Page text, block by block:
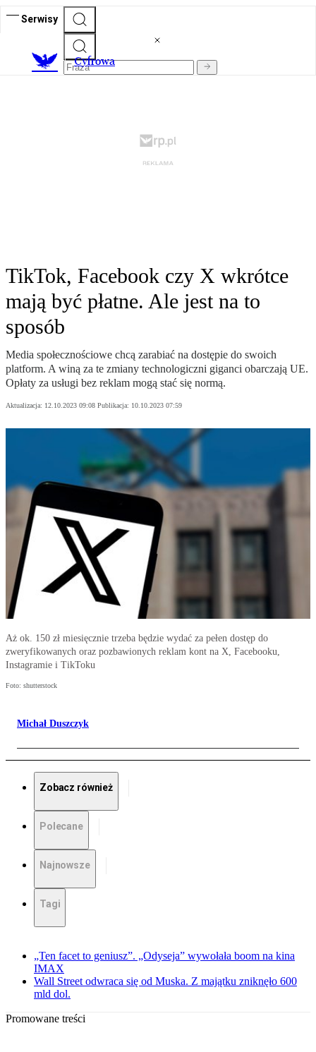
Serwisy
Cyfrowa
TikTok, Facebook czy X wkrótce
mają być płatne. Ale jest na to
sposób
Media społecznościowe chcą zarabiać na dostępie do swoich
platform. A winą za te zmiany technologiczni giganci obarczają UE.
Opłaty za usługi bez reklam mogą stać się normą.
Aktualizacja: 12.10.2023 09:08 Publikacja: 10.10.2023 07:59
Aż ok. 150 zł miesięcznie trzeba będzie wydać za pełen dostęp do
zweryfikowanych oraz pozbawionych reklam kont na X, Facebooku,
Instagramie i TikToku
Foto: shutterstock
Michał Duszczyk
Zobacz również
Polecane
Najnowsze
Tagi
„Ten facet to geniusz”. „Odyseja” wywołała boom na kina
IMAX
Wall Street odwraca się od Muska. Z majątku zniknęło 600
mld dol.
Promowane treści